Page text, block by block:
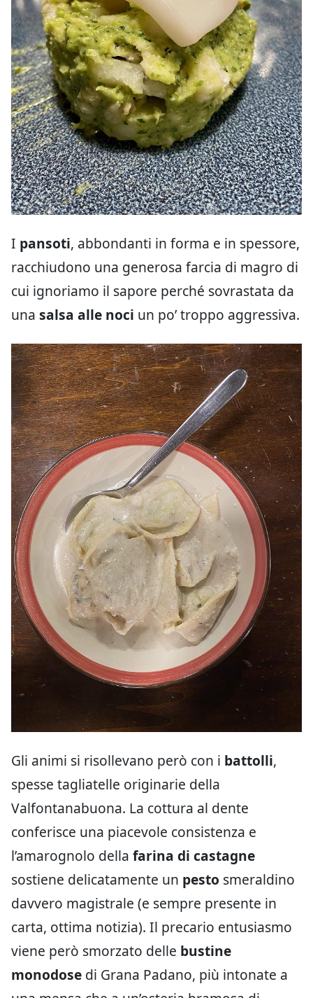
I pansoti, abbondanti in forma e in spessore,
racchiudono una generosa farcia di magro di
cui ignoriamo il sapore perché sovrastata da
una salsa alle noci un po’ troppo aggressiva.
Gli animi si risollevano però con i battolli,
spesse tagliatelle originarie della
Valfontanabuona. La cottura al dente
conferisce una piacevole consistenza e
l’amarognolo della farina di castagne
sostiene delicatamente un pesto smeraldino
davvero magistrale (e sempre presente in
carta, ottima notizia). Il precario entusiasmo
viene però smorzato delle bustine
monodose di Grana Padano, più intonate a